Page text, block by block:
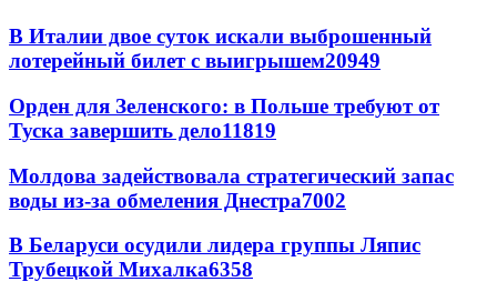
В Италии двое суток искали выброшенный
лотерейный билет с выигрышем20949
Орден для Зеленского: в Польше требуют от
Туска завершить дело11819
Молдова задействовала стратегический запас
воды из-за обмеления Днестра7002
В Беларуси осудили лидера группы Ляпис
Трубецкой Михалка6358